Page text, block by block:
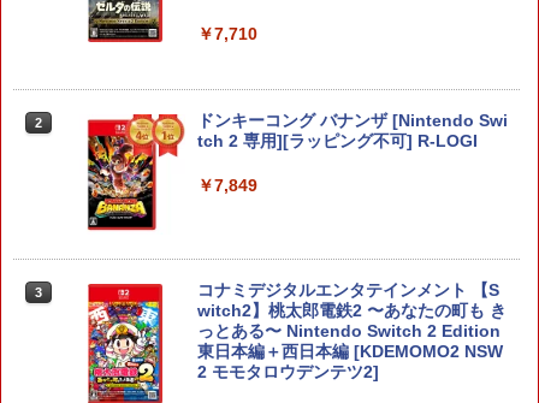
￥7,710
2
ドンキーコング バナンザ [Nintendo Swi
tch 2 専用][ラッピング不可] R-LOGI
￥7,849
3
コナミデジタルエンタテインメント 【S
witch2】桃太郎電鉄2 〜あなたの町も き
っとある〜 Nintendo Switch 2 Edition
東日本編＋西日本編 [KDEMOMO2 NSW
2 モモタロウデンテツ2]